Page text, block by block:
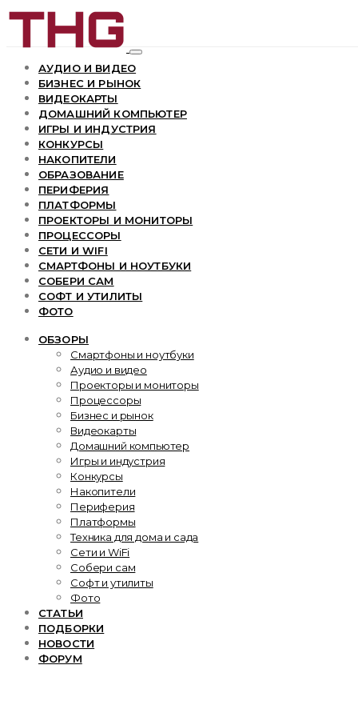
АУДИО И ВИДЕО
БИЗНЕС И РЫНОК
ВИДЕОКАРТЫ
ДОМАШНИЙ КОМПЬЮТЕР
ИГРЫ И ИНДУСТРИЯ
КОНКУРСЫ
НАКОПИТЕЛИ
ОБРАЗОВАНИЕ
ПЕРИФЕРИЯ
ПЛАТФОРМЫ
ПРОЕКТОРЫ И МОНИТОРЫ
ПРОЦЕССОРЫ
СЕТИ И WIFI
СМАРТФОНЫ И НОУТБУКИ
СОБЕРИ САМ
СОФТ И УТИЛИТЫ
ФОТО
ОБЗОРЫ
Смартфоны и ноутбуки
Аудио и видео
Проекторы и мониторы
Процессоры
Бизнес и рынок
Видеокарты
Домашний компьютер
Игры и индустрия
Конкурсы
Накопители
Периферия
Платформы
Техника для дома и сада
Сети и WiFi
Собери сам
Софт и утилиты
Фото
СТАТЬИ
ПОДБОРКИ
НОВОСТИ
ФОРУМ